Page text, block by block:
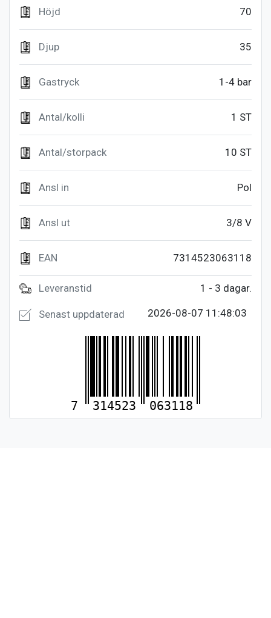
70
Höjd
35
Djup
1-4 bar
Gastryck
1 ST
Antal/kolli
10 ST
Antal/storpack
Pol
Ansl in
3/8 V
Ansl ut
7314523063118
EAN
1 - 3 dagar.
Leveranstid
2026-08-07 11:48:03
Senast uppdaterad
7 314523 063118